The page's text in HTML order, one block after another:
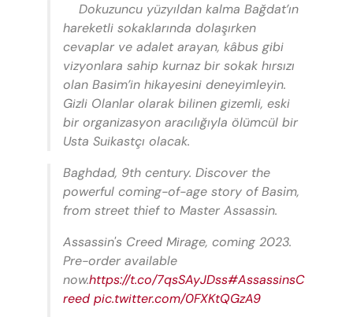
Dokuzuncu yüzyıldan kalma Bağdat’ın
hareketli sokaklarında dolaşırken
cevaplar ve adalet arayan, kâbus gibi
vizyonlara sahip kurnaz bir sokak hırsızı
olan Basim’in hikayesini deneyimleyin.
Gizli Olanlar olarak bilinen gizemli, eski
bir organizasyon aracılığıyla ölümcül bir
Usta Suikastçı olacak.
Baghdad, 9th century. Discover the
powerful coming-of-age story of Basim,
from street thief to Master Assassin.
Assassin's Creed Mirage, coming 2023.
Pre-order available
now.https://t.co/7qsSAyJDss#AssassinsC
reed pic.twitter.com/0FXKtQGzA9